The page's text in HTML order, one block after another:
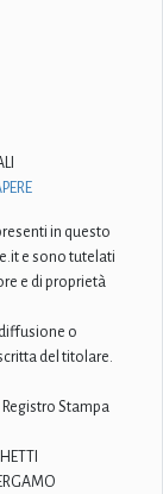
in questo
e sono tutelati
e di proprietà
o
del titolare.
Stampa